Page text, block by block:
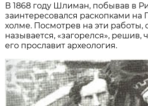
В 1868 году Шлиман, побывав в
заинтересовался раскопками на
холме. Посмотрев на эти работы,
называется, «загорелся», решив,
его прославит археология.